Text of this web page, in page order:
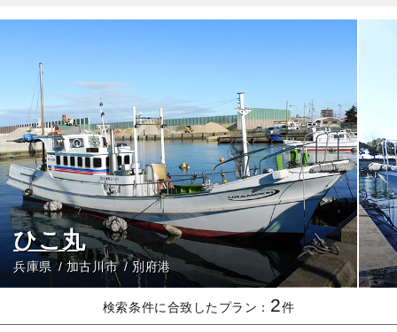
ひこ丸
兵庫県 加古川市 別府港
検索条件に合致したプラン： 2件